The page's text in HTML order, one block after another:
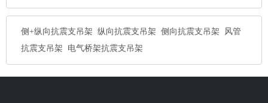
侧+纵向抗震支吊架 纵向抗震支吊架 侧向抗震支吊架
风管
抗震支吊架
电气桥架抗震支吊架